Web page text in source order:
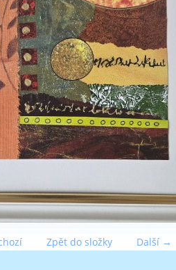
Další →
Zpět do složky